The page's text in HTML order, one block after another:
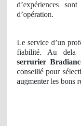
d’expériences
d’opération.
Le service d’un
fiabilité. Au dela
serrurier
conseillé pour
augmenter les bons